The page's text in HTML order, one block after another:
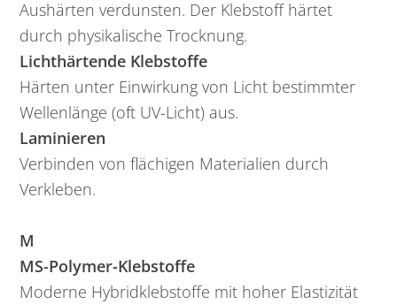
Aushärten verdunsten. Der Klebstoff härtet
durch physikalische Trocknung.
Lichthärtende Klebstoffe
Härten unter Einwirkung von Licht bestimmter
Wellenlänge (oft UV-Licht) aus.
Laminieren
Verbinden von flächigen Materialien durch
Verkleben.
M
MS-Polymer-Klebstoffe
Moderne Hybridklebstoffe mit hoher Elastizität